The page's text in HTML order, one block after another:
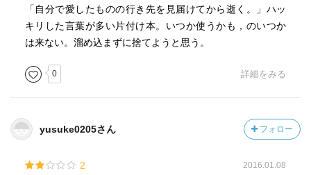
「自分で愛したものの行き先を見届けてから逝く。」ハッ
キリした言葉が多い片付け本。いつか使うかも，のいつか
は来ない。溜め込まずに捨てようと思う。
0 詳細をみる
yusuke0205さん フォロー
2 2016.01.08